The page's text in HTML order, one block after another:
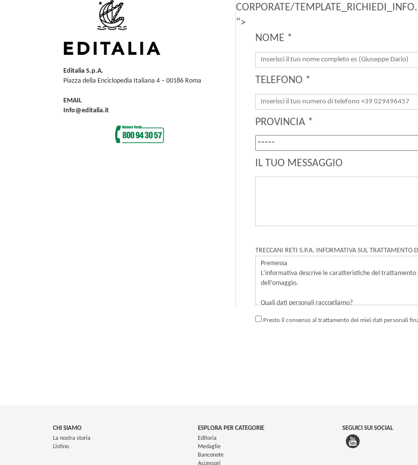
Editalia S.p.A.
Piazza della Enciclopedia Italiana 4 – 00186 Roma
EMAIL
Info@editalia.it
CORPORATE/
">
NOME *
TELEFONO *
PROVINCIA *
IL TUO MESSAGGIO
TRECCANI RETI S.P.A. INFORMATIVA SUL TRATTAMENTO
Presto il consenso al trattamento dei miei dati personali
CHI SIAMO
La nostra storia
Listino
ESPLORA PER CATEGORIE
Editoria
Medaglie
Banconote
Accessori
SEGUICI SUI SOCIAL